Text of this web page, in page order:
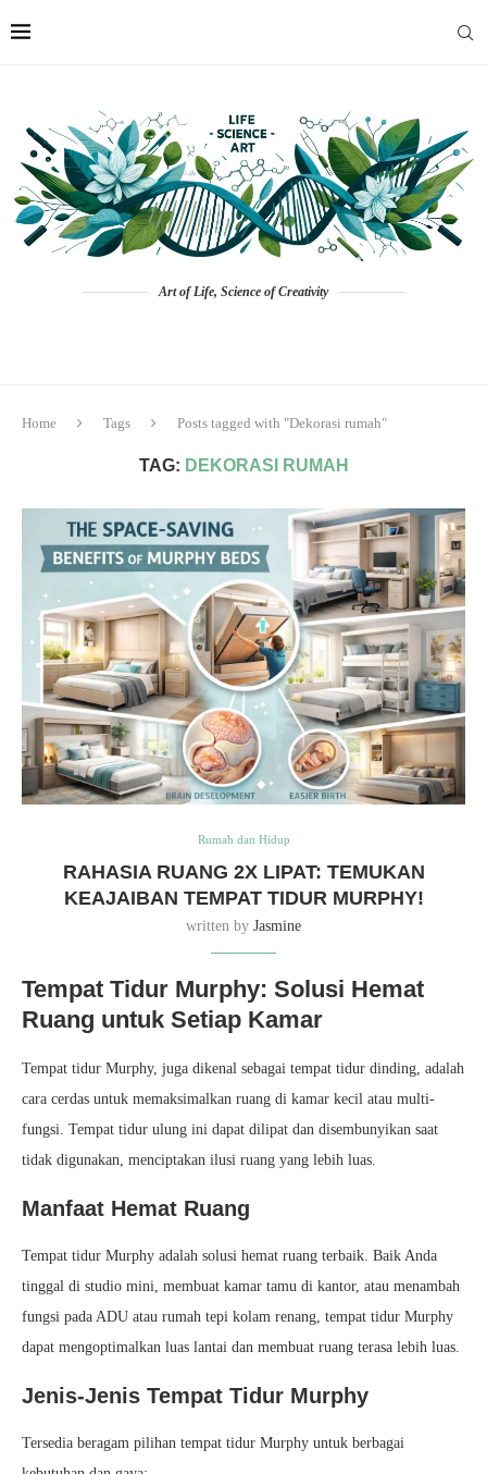
Art of Life, Science of Creativity
Home Tags Posts tagged with "Dekorasi rumah"
TAG: DEKORASI RUMAH
Rumah dan Hidup
RAHASIA RUANG 2X LIPAT: TEMUKAN
KEAJAIBAN TEMPAT TIDUR MURPHY!
written by Jasmine
Tempat Tidur Murphy: Solusi Hemat
Ruang untuk Setiap Kamar
Tempat tidur Murphy, juga dikenal sebagai tempat tidur dinding, adalah
cara cerdas untuk memaksimalkan ruang di kamar kecil atau multi-
fungsi. Tempat tidur ulung ini dapat dilipat dan disembunyikan saat
tidak digunakan, menciptakan ilusi ruang yang lebih luas.
Manfaat Hemat Ruang
Tempat tidur Murphy adalah solusi hemat ruang terbaik. Baik Anda
tinggal di studio mini, membuat kamar tamu di kantor, atau menambah
fungsi pada ADU atau rumah tepi kolam renang, tempat tidur Murphy
dapat mengoptimalkan luas lantai dan membuat ruang terasa lebih luas.
Jenis-Jenis Tempat Tidur Murphy
Tersedia beragam pilihan tempat tidur Murphy untuk berbagai